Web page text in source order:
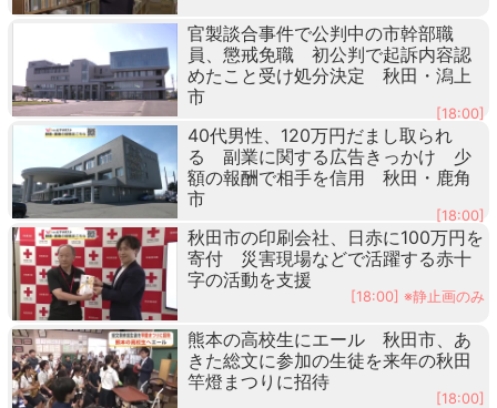
官製談合事件で公判中の市幹部職
員、懲戒免職 初公判で起訴内容認
めたこと受け処分決定 秋田・潟上
市
[18:00]
40代男性、120万円だまし取られ
る 副業に関する広告きっかけ 少
額の報酬で相手を信用 秋田・鹿角
市
[18:00]
秋田市の印刷会社、日赤に100万円を
寄付 災害現場などで活躍する赤十
字の活動を支援
[18:00] ※静止画のみ
熊本の高校生にエール 秋田市、あ
きた総文に参加の生徒を来年の秋田
竿燈まつりに招待
[18:00]